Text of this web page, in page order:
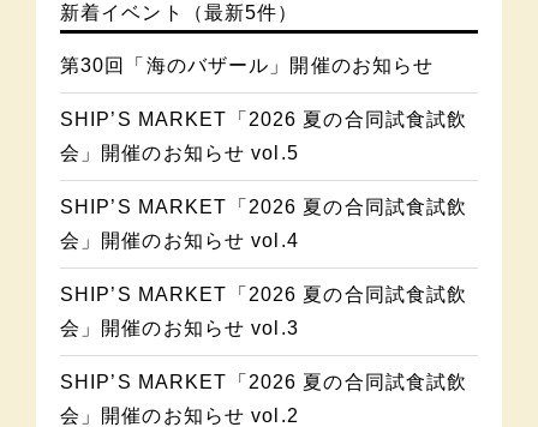
新着イベント（最新5件）
第30回「海のバザール」開催のお知らせ
SHIP’S MARKET「2026 夏の合同試食試飲
会」開催のお知らせ vol.5
SHIP’S MARKET「2026 夏の合同試食試飲
会」開催のお知らせ vol.4
SHIP’S MARKET「2026 夏の合同試食試飲
会」開催のお知らせ vol.3
SHIP’S MARKET「2026 夏の合同試食試飲
会」開催のお知らせ vol.2